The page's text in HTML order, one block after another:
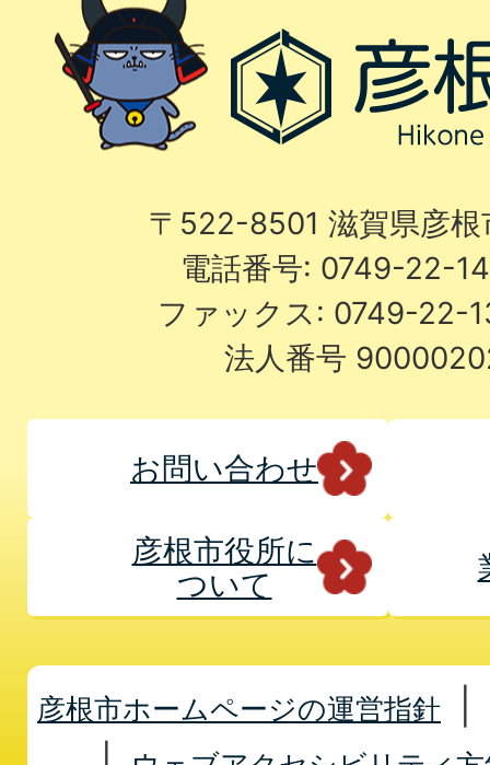
〒522-8501 滋賀県彦
電話番号: 0749-22-
ファックス: 0749-22-
法人番号
お問い合わせ
彦根市役所に
ついて
彦根市ホームページの運営指針